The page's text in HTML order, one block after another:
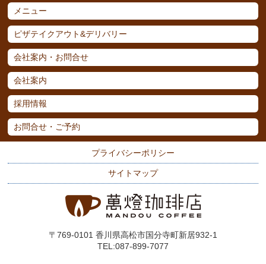
メニュー
ピザテイクアウト&デリバリー
会社案内・お問合せ
会社案内
採用情報
お問合せ・ご予約
プライバシーポリシー
サイトマップ
〒769-0101 香川県高松市国分寺町新居932-1
TEL:087-899-7077